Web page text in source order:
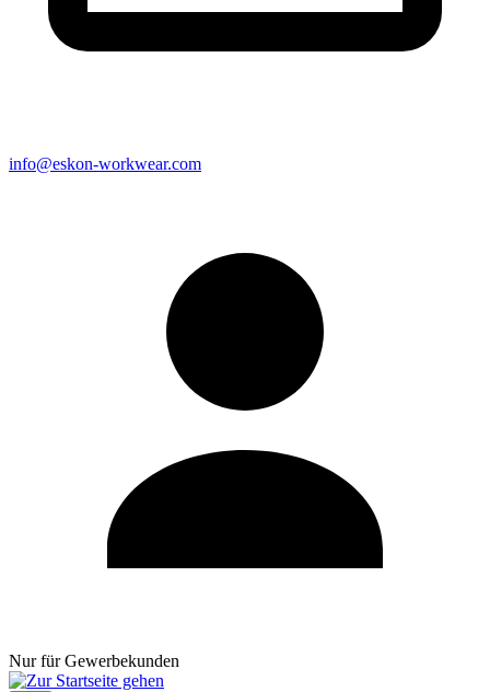
info@eskon-workwear.com
Nur für Gewerbekunden